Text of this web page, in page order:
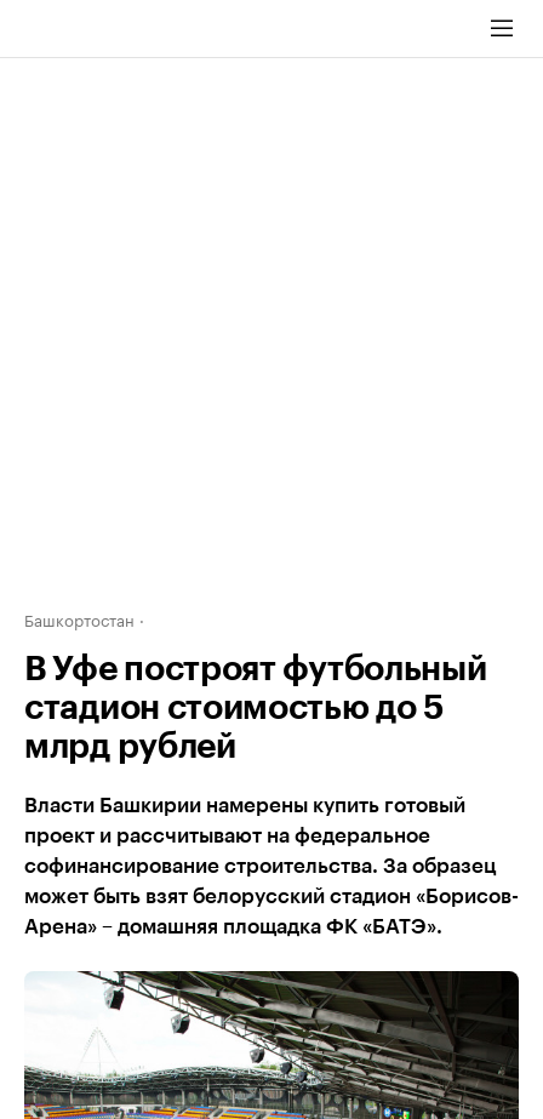
Башкортостан
В Уфе построят футбольный
стадион стоимостью до 5
млрд рублей
Власти Башкирии намерены купить готовый
проект и рассчитывают на федеральное
софинансирование строительства. За образец
может быть взят белорусский стадион «Борисов-
Арена» – домашняя площадка ФК «БАТЭ».